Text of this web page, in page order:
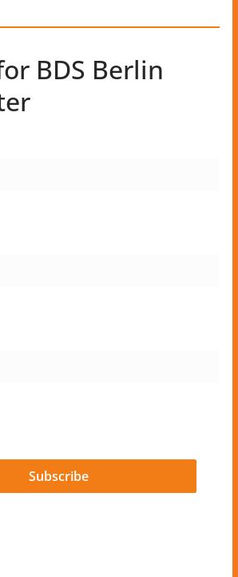
BDS Berlin